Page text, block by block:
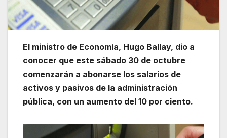
El ministro de Economía, Hugo Ballay, dio a
conocer que este sábado 30 de octubre
comenzarán a abonarse los salarios de
activos y pasivos de la administración
pública, con un aumento del 10 por ciento.